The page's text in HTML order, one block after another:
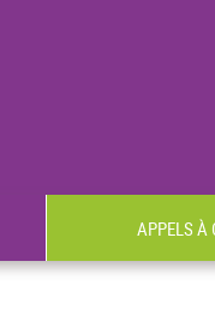
APPELS À